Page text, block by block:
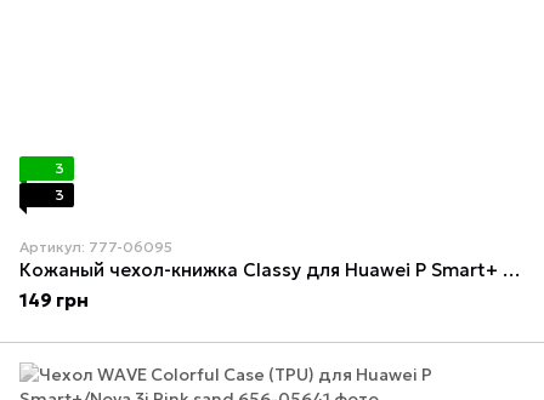
3
3
Артикул: 777-06095
Кожаный чехол-книжка Classy для Huawei P Smart+ (nova 3i) Black
149 грн